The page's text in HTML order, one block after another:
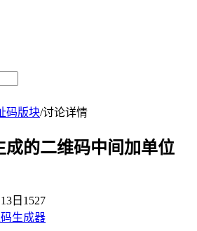
码版块/讨论详情
成的二维码中间加单位
日 1527
生成器